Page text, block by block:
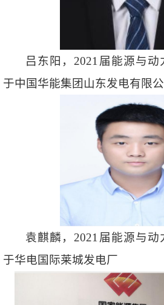
吕东阳，2021届能源与
于中国华能集团山东发电有限
袁麒麟，2021届能源与
于华电国际莱城发电厂